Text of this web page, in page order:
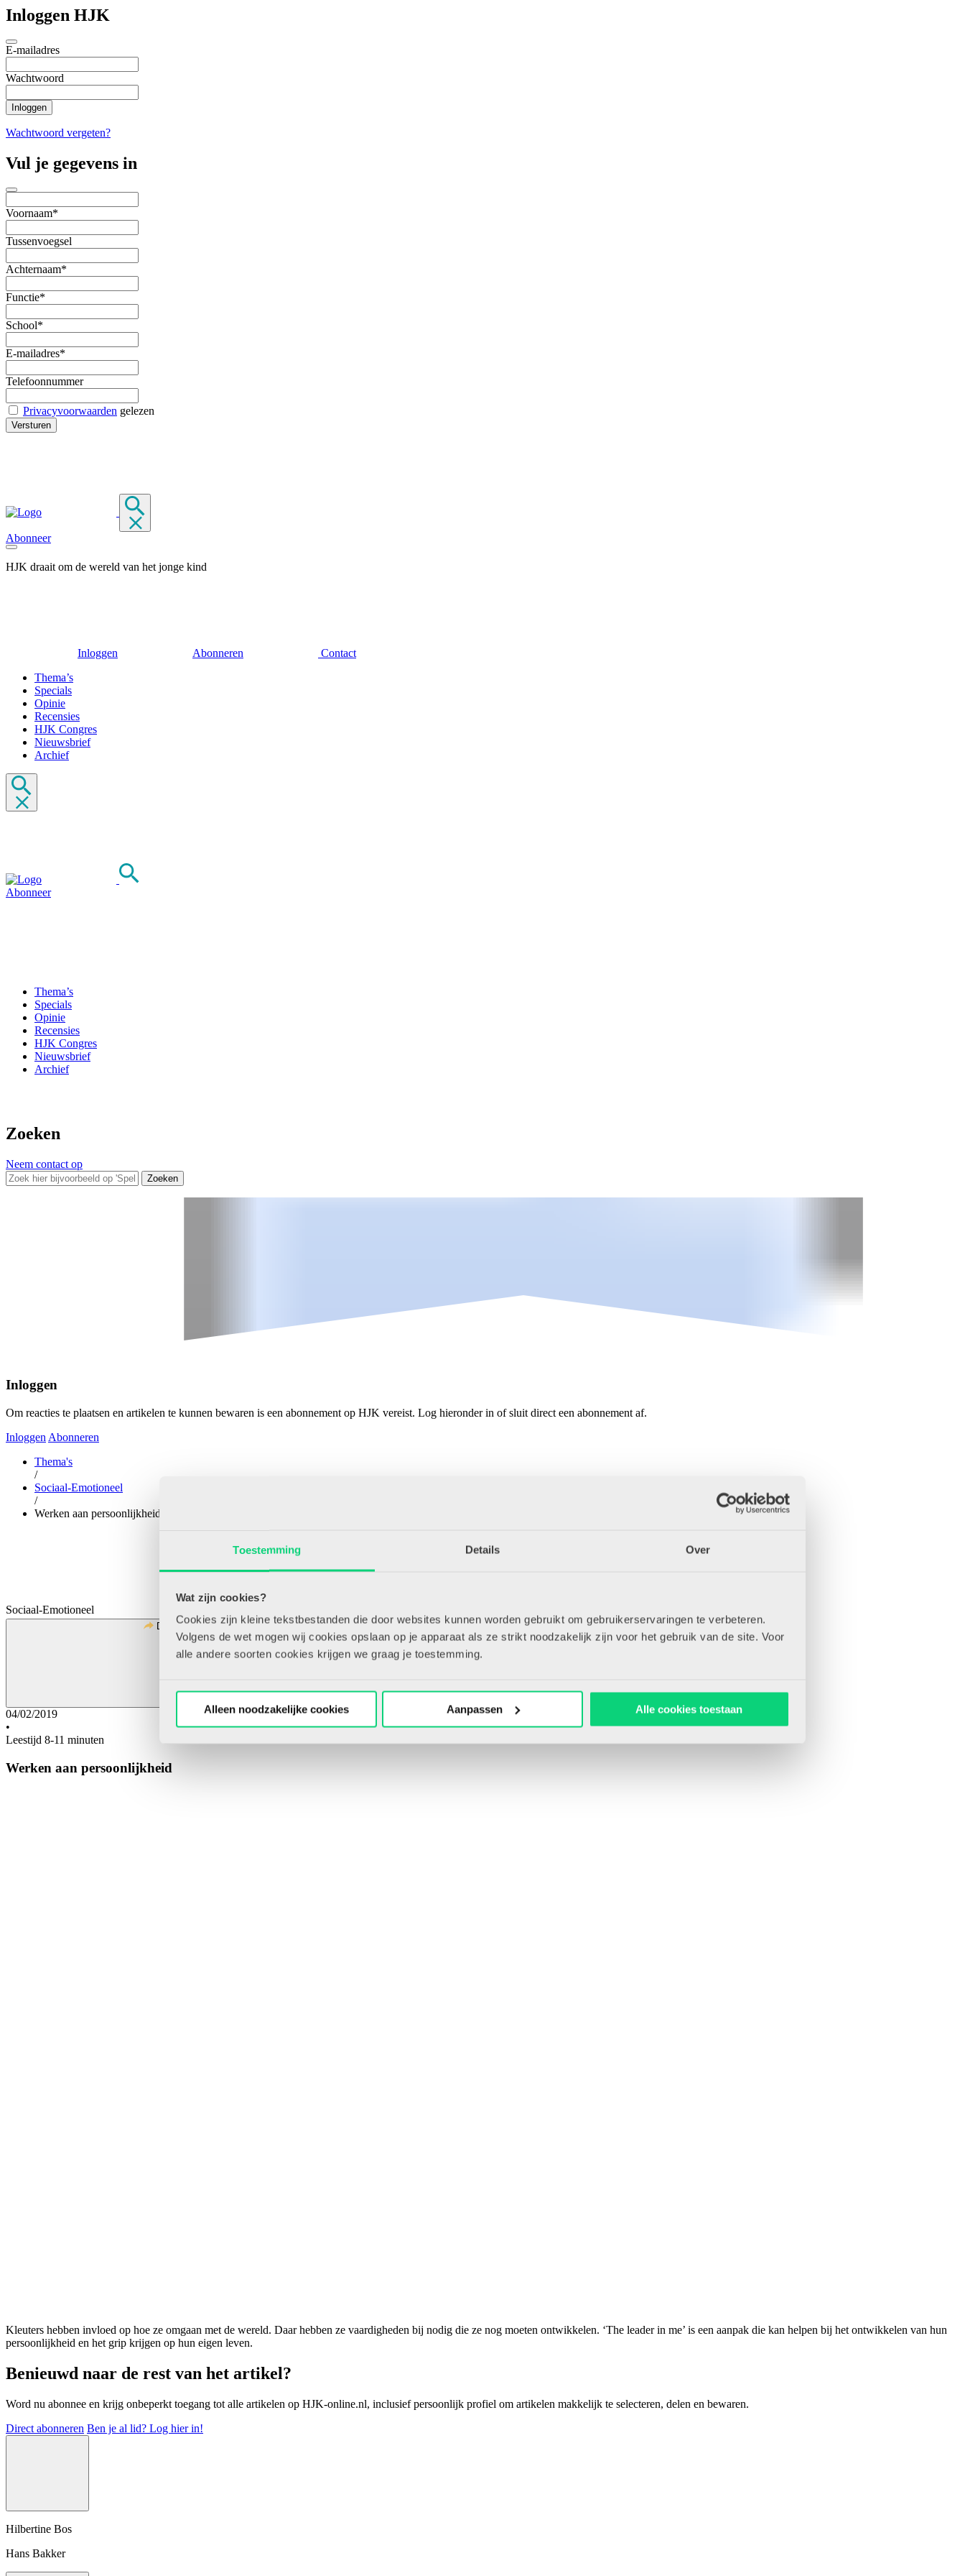
Toestemming Details Over
Wat zijn cookies?
Cookies zijn kleine tekstbestanden die door websites kunnen worden gebruikt om gebruikerservaringen te verbeteren.
Volgens de wet mogen wij cookies opslaan op je apparaat als ze strikt noodzakelijk zijn voor het gebruik van de site. Voor
alle andere soorten cookies krijgen we graag je toestemming.
Alleen noodzakelijke cookies Aanpassen Alle cookies toestaan
Inloggen HJK
E-mailadres
Wachtwoord
Wachtwoord vergeten?
Vul je gegevens in
Voornaam*
Tussenvoegsel
Achternaam*
Functie*
School*
E-mailadres*
Telefoonnummer
Privacyvoorwaarden gelezen
Abonneer
HJK draait om de wereld van het jonge kind
Inloggen Abonneren
Contact
Thema’s
Specials
Opinie
Recensies
HJK Congres
Nieuwsbrief
Archief
Abonneer
Thema’s
Specials
Opinie
Recensies
HJK Congres
Nieuwsbrief
Archief
Zoeken
Neem contact op
Zoeken
Inloggen
Om reacties te plaatsen en artikelen te kunnen bewaren is een abonnement op HJK vereist. Log hieronder in of sluit direct een abonnement af.
Inloggen Abonneren
Thema's
/
Sociaal-Emotioneel
/
Werken aan persoonlijkheid
Sociaal-Emotioneel
Deel Bewaar artikel
04/02/2019
•
Leestijd 8-11 minuten
Werken aan persoonlijkheid
Kleuters hebben invloed op hoe ze omgaan met de wereld. Daar hebben ze vaardigheden bij nodig die ze nog moeten ontwikkelen. ‘The leader in me’ is een aanpak die kan helpen bij het ontwikkelen van hun
persoonlijkheid en het grip krijgen op hun eigen leven.
Benieuwd naar de rest van het artikel?
Word nu abonnee en krijg onbeperkt toegang tot alle artikelen op HJK-online.nl, inclusief persoonlijk profiel om artikelen makkelijk te selecteren, delen en bewaren.
Direct abonneren Ben je al lid? Log hier in!
Hilbertine Bos
Hans Bakker